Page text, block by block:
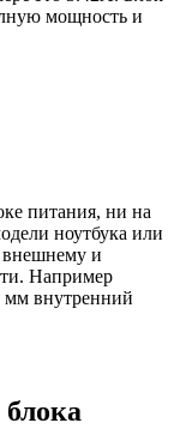
мощность и
питания, ни на
ноутбука или
внешнему и
Например
мм внутренний